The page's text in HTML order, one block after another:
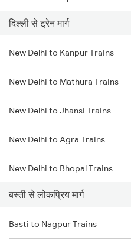
Basti to Siwan Trains
Basti to Deoria Trains
Basti to Kanpur Trains
दिल्ली से ट्रेन मार्ग
New Delhi to Kanpur Trains
New Delhi to Mathura Trains
New Delhi to Jhansi Trains
New Delhi to Agra Trains
New Delhi to Bhopal Trains
New Delhi to Mughal Sarai Trains
बस्ती से लोकप्रिय मार्ग
Basti to Nagpur Trains